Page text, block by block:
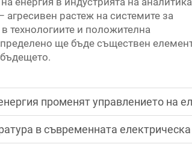
растеж на системите за
технологиите и положителна
ще бъде съществен
управлението на електроенергията
електрическа инфраструктура